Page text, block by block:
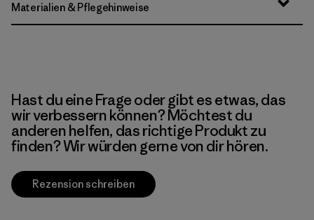
Materialien & Pflegehinweise
Hast du eine Frage oder gibt es etwas, das
wir verbessern können? Möchtest du
anderen helfen, das richtige Produkt zu
finden? Wir würden gerne von dir hören.
Rezension schreiben